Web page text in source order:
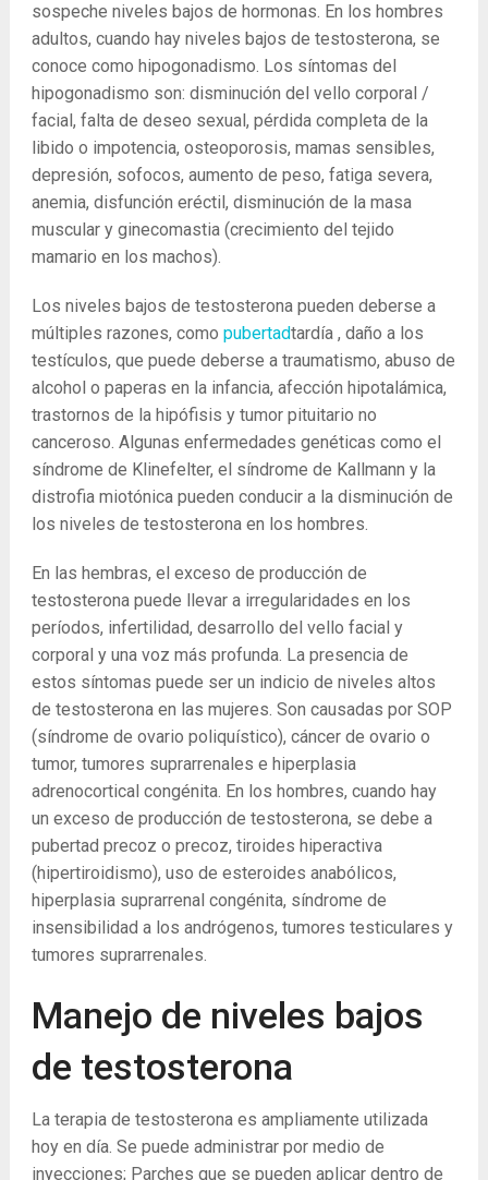
sospeche niveles bajos de hormonas. En los hombres
adultos, cuando hay niveles bajos de testosterona, se
conoce como hipogonadismo. Los síntomas del
hipogonadismo son: disminución del vello corporal /
facial, falta de deseo sexual, pérdida completa de la
libido o impotencia, osteoporosis, mamas sensibles,
depresión, sofocos, aumento de peso, fatiga severa,
anemia, disfunción eréctil, disminución de la masa
muscular y ginecomastia (crecimiento del tejido
mamario en los machos).
Los niveles bajos de testosterona pueden deberse a
múltiples razones, como pubertadtardía , daño a los
testículos, que puede deberse a traumatismo, abuso de
alcohol o paperas en la infancia, afección hipotalámica,
trastornos de la hipófisis y tumor pituitario no
canceroso. Algunas enfermedades genéticas como el
síndrome de Klinefelter, el síndrome de Kallmann y la
distrofia miotónica pueden conducir a la disminución de
los niveles de testosterona en los hombres.
En las hembras, el exceso de producción de
testosterona puede llevar a irregularidades en los
períodos, infertilidad, desarrollo del vello facial y
corporal y una voz más profunda. La presencia de
estos síntomas puede ser un indicio de niveles altos
de testosterona en las mujeres. Son causadas por SOP
(síndrome de ovario poliquístico), cáncer de ovario o
tumor, tumores suprarrenales e hiperplasia
adrenocortical congénita. En los hombres, cuando hay
un exceso de producción de testosterona, se debe a
pubertad precoz o precoz, tiroides hiperactiva
(hipertiroidismo), uso de esteroides anabólicos,
hiperplasia suprarrenal congénita, síndrome de
insensibilidad a los andrógenos, tumores testiculares y
tumores suprarrenales.
Manejo de niveles bajos
de testosterona
La terapia de testosterona es ampliamente utilizada
hoy en día. Se puede administrar por medio de
inyecciones; Parches que se pueden aplicar dentro de